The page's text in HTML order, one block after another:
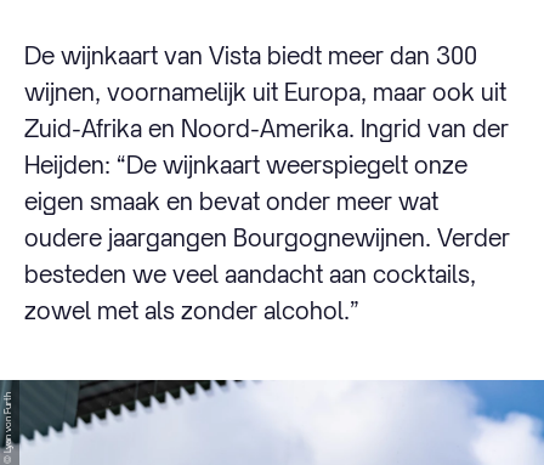
De wijnkaart van Vista biedt meer dan 300
wijnen, voornamelijk uit Europa, maar ook uit
Zuid-Afrika en Noord-Amerika. Ingrid van der
Heijden: “De wijnkaart weerspiegelt onze
eigen smaak en bevat onder meer wat
oudere jaargangen Bourgognewijnen. Verder
besteden we veel aandacht aan cocktails,
zowel met als zonder alcohol.”
© Lyan von Furth